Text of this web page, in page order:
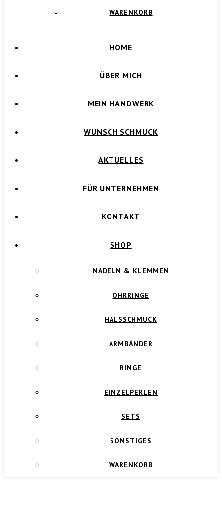
WARENKORB
HOME
ÜBER MICH
MEIN HANDWERK
WUNSCH SCHMUCK
AKTUELLES
FÜR UNTERNEHMEN
KONTAKT
SHOP
NADELN & KLEMMEN
OHRRINGE
HALSSCHMUCK
ARMBÄNDER
RINGE
EINZELPERLEN
SETS
SONSTIGES
WARENKORB